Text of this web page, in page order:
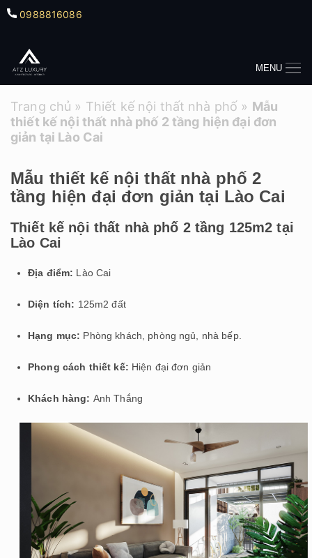
0988816086
MENU
Trang chủ » Thiết kế nội thất nhà phố » Mẫu
thiết kế nội thất nhà phố 2 tầng hiện đại đơn
giản tại Lào Cai
Mẫu thiết kế nội thất nhà phố 2
tầng hiện đại đơn giản tại Lào Cai
Thiết kế nội thất nhà phố 2 tầng 125m2 tại
Lào Cai
Địa điểm: Lào Cai
Diện tích: 125m2 đất
Hạng mục: Phòng khách, phòng ngủ, nhà bếp.
Phong cách thiết kế: Hiện đại đơn giản
Khách hàng: Anh Thắng